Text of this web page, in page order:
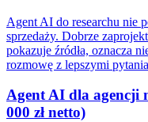
Agent AI do researchu nie
sprzedaży. Dobrze
pokazuje źródła, oznacza
rozmowę z lepszymi
Agent AI dla agencji
000 zł netto)